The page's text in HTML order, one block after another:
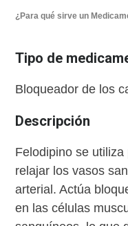
¿Para qué sirve un
Tipo de
Bloqueador de los
Descripción
Felodipino se utiliza
relajar los vasos
arterial. Actúa
en las células